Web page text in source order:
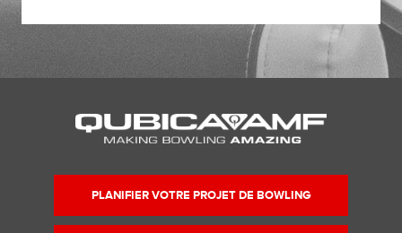
PLANIFIER VOTRE PROJET DE BOWLING